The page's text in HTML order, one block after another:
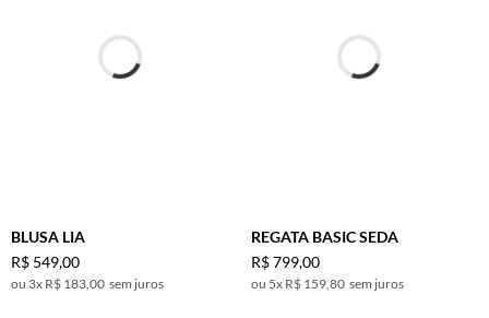
BLUSA LIA
R$ 549,00
3x R$ 183,00 sem juros
REGATA BASIC SEDA
R$ 799,00
5x R$ 159,80 sem juros